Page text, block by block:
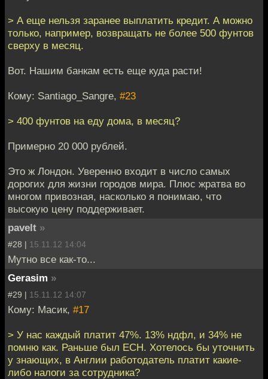
> А еще нельзя заранее выплатить кредит. А можно
только, например, возвращать не более 500 фунтов
сверху в месяц.
Вот. Нашим банкам есть еще куда расти!
Кому: Santiago_Sangre, #23
> 400 фунтов на еду дома, в месяц?
Примерно 20 000 рублей.
Это ж Лондон. Уверенно входит в число самых
дорогих для жизни городов мира. Плюс жратва во
многом привозная, насколько я понимаю, что
высокую цену поддерживает.
pavelt »
#28 | 15.11.12 14:04
Мутно все как-то...
Gerasim »
#29 | 15.11.12 14:07
Кому: Масик, #17
> У нас каждый платит 47%. 13% ндфл, и 34% не
помню как. Раньше был ЕСН. Хотелось бы уточнить
у знающих, в Англии работодатель платит какие-
либо налоги за сотрудника?